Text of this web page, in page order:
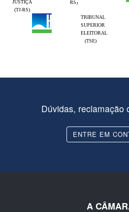
RS)
JUSTIÇA
(TJ-RS)
TRIBUNAL
SUPERIOR
ELEITORAL
(TSE)
Dúvidas, reclamação
ENTRE EM
A